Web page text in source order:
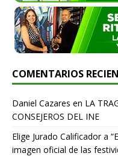
COMENTARIOS
Daniel Cazares en LA
CONSEJEROS DEL INE
Elige Jurado Calificador a
imagen oficial de las